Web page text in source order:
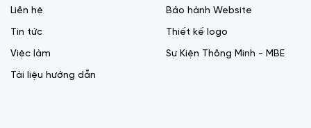
Liên hệ
Tin tức
Việc làm
Tài liệu hướng dẫn
Bảo hành Website
Thiết kế logo
Sự Kiện Thông Minh - MBE